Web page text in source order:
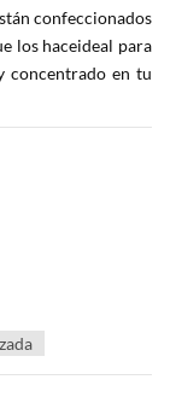
confeccionados
los haceideal para
concentrado en tu